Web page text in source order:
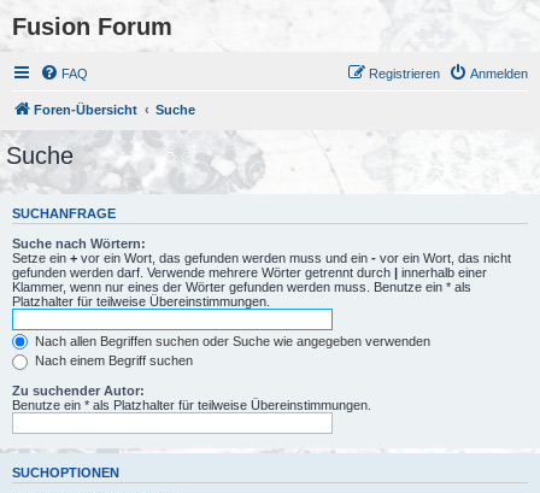
Fusion Forum
FAQ Anmelden
Registrieren
Foren-Übersicht Suche
Suche
SUCHANFRAGE
Suche nach Wörtern:
Setze ein + vor ein Wort, das gefunden werden muss und ein - vor ein Wort, das nicht
gefunden werden darf. Verwende mehrere Wörter getrennt durch | innerhalb einer
Klammer, wenn nur eines der Wörter gefunden werden muss. Benutze ein * als
Platzhalter für teilweise Übereinstimmungen.
Nach allen Begriffen suchen oder Suche wie angegeben verwenden
Nach einem Begriff suchen
Zu suchender Autor:
Benutze ein * als Platzhalter für teilweise Übereinstimmungen.
SUCHOPTIONEN